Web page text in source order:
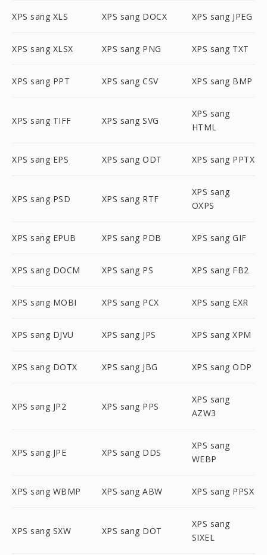
XPS sang XLS XPS sang DOCX XPS sang JPEG
XPS sang XLSX XPS sang PNG XPS sang TXT
XPS sang PPT XPS sang CSV XPS sang BMP
XPS sang TIFF XPS sang SVG
XPS sang
HTML
XPS sang EPS XPS sang ODT XPS sang PPTX
XPS sang PSD XPS sang RTF
XPS sang
OXPS
XPS sang EPUB XPS sang PDB XPS sang GIF
XPS sang DOCM XPS sang PS XPS sang FB2
XPS sang MOBI XPS sang PCX XPS sang EXR
XPS sang DJVU XPS sang JPS XPS sang XPM
XPS sang DOTX XPS sang JBG XPS sang ODP
XPS sang JP2 XPS sang PPS
XPS sang
AZW3
XPS sang JPE XPS sang DDS
XPS sang
WEBP
XPS sang WBMP XPS sang ABW XPS sang PPSX
XPS sang SXW XPS sang DOT
XPS sang
SIXEL